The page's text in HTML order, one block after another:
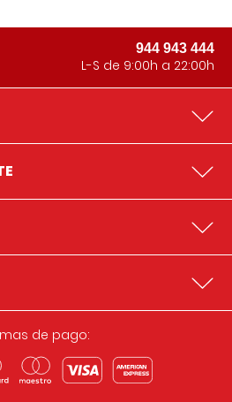
944 943 444
L-S de 9:00h a 22:00h
de pago: